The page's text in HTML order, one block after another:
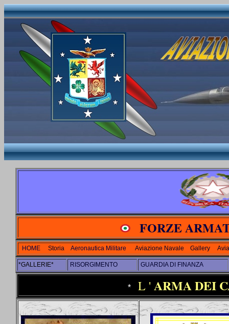
FORZE
HOME Storia Aeronautica Militare Aviazione Navale Gallery
*GALLERIE* RISORGIMENTO GUARDIA DI FINANZA
* L 'ARMA DEI